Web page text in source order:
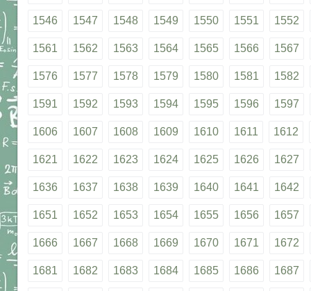
1546 1547 1548 1549 1550 1551 1552
1561 1562 1563 1564 1565 1566 1567
1576 1577 1578 1579 1580 1581 1582
1591 1592 1593 1594 1595 1596 1597
1606 1607 1608 1609 1610 1611 1612
1621 1622 1623 1624 1625 1626 1627
1636 1637 1638 1639 1640 1641 1642
1651 1652 1653 1654 1655 1656 1657
1666 1667 1668 1669 1670 1671 1672
1681 1682 1683 1684 1685 1686 1687